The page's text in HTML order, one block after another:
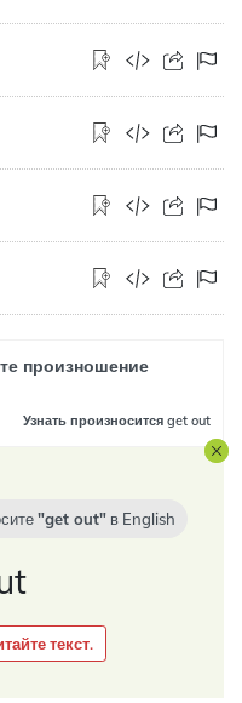
произношение
Узнать произносится get out
get out в English
текст.